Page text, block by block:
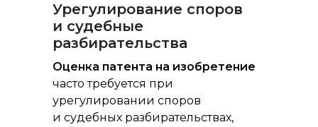
Оценка патента на изобретение
часто требуется при
урегулировании споров
и судебных разбирательствах,
Урегулирование споров
и судебные
разбирательства